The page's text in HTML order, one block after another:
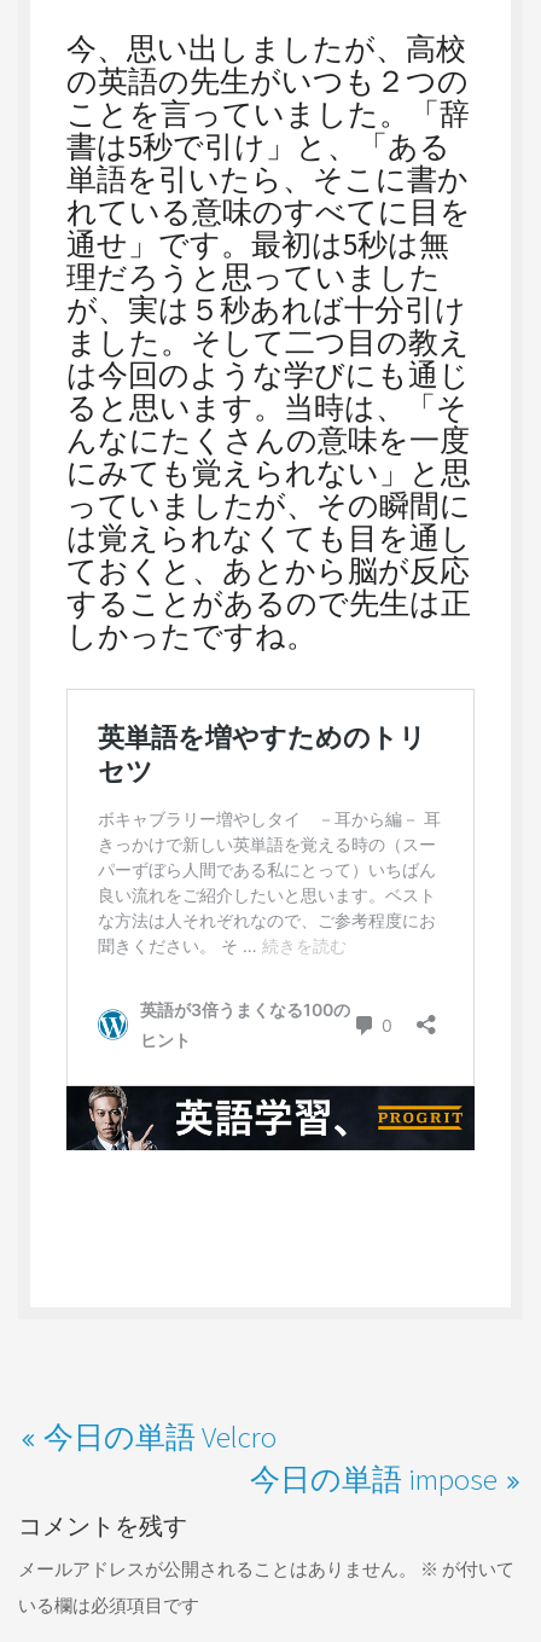
今、思い出しましたが、高校
の英語の先生がいつも２つの
ことを言っていました。「辞
書は5秒で引け」と、「ある
単語を引いたら、そこに書か
れている意味のすべてに目を
通せ」です。最初は5秒は無
理だろうと思っていました
が、実は５秒あれば十分引け
ました。そして二つ目の教え
は今回のような学びにも通じ
ると思います。当時は、「そ
んなにたくさんの意味を一度
にみても覚えられない」と思
っていましたが、その瞬間に
は覚えられなくても目を通し
ておくと、あとから脳が反応
することがあるので先生は正
しかったですね。
今日の単語 Velcro
今日の単語 impose
コメントを残す
メールアドレスが公開されることはありません。 ※ が付いて
いる欄は必須項目です